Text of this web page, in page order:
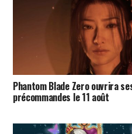
Phantom Blade Zero ouvrira
précommandes le 11 août